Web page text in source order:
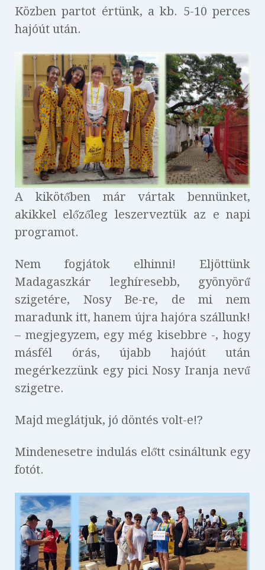
Közben partot értünk, a kb. 5-10 perces
hajóút után.
A kikötőben már vártak bennünket,
akikkel előzőleg leszerveztük az e napi
programot.
Nem fogjátok elhinni! Eljöttünk
Madagaszkár leghíresebb, gyönyörű
szigetére, Nosy Be-re, de mi nem
maradunk itt, hanem újra hajóra szállunk!
– megjegyzem, egy még kisebbre -, hogy
másfél órás, újabb hajóút után
megérkezzünk egy pici Nosy Iranja nevű
szigetre.
Majd meglátjuk, jó döntés volt-e!?
Mindenesetre indulás előtt csináltunk egy
fotót.